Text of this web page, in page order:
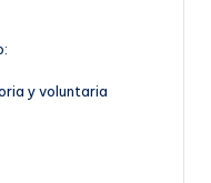
y voluntaria